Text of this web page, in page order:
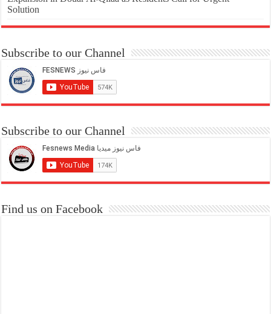
Solution
Subscribe to our Channel
Subscribe to our Channel
Find us on Facebook